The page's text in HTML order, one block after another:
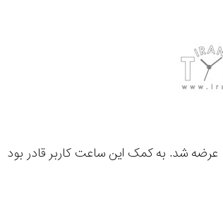
عرضه شد. به کمک این ساعت کاربر قادر بود